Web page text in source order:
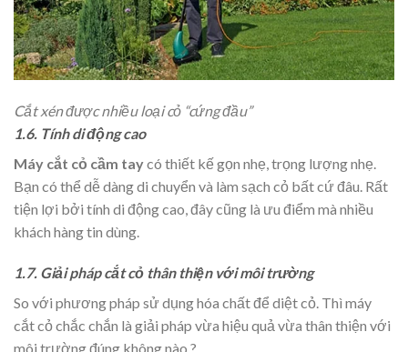
Cắt xén được nhiều loại cỏ “cứng đầu”
1.6. Tính di động cao
Máy cắt cỏ cầm taycó thiết kế gọn nhẹ, trọng lượng nhẹ.
Bạn có thể dễ dàng di chuyển và làm sạch cỏ bất cứ đâu. Rất
tiện lợi bởi tính di động cao, đây cũng là ưu điểm mà nhiều
khách hàng tin dùng.
1.7. Giải pháp cắt cỏ thân thiện với môi trường
So với phương pháp sử dụng hóa chất để diệt cỏ. Thì máy
cắt cỏ chắc chắn là giải pháp vừa hiệu quả vừa thân thiện với
môi trường đúng không nào ?